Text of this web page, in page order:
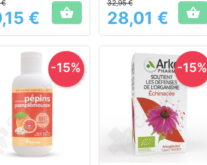
€
€  Prix
32,95 €
28,01 € 
-15% -15%